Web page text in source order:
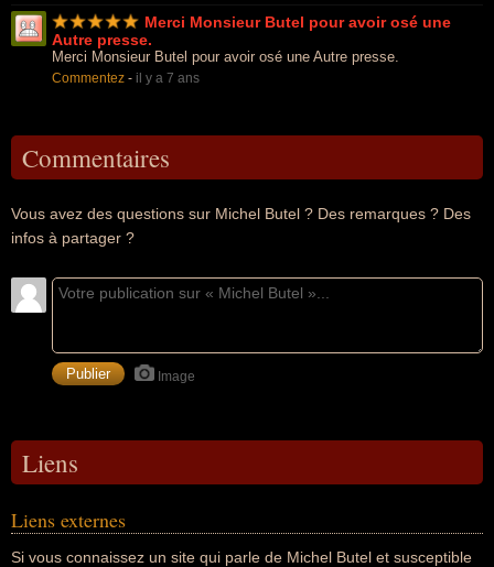
Merci Monsieur Butel pour avoir osé une
Autre presse.
Merci Monsieur Butel pour avoir osé une Autre presse.
Commentez - il y a 7 ans
Commentaires
Vous avez des questions sur Michel Butel ? Des remarques ? Des
infos à partager ?
Image
Liens
Liens externes
Si vous connaissez un site qui parle de Michel Butel et susceptible